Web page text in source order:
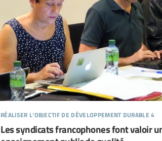
réaliser l’objectif de développement durable 4
Les syndicats francophones font valoir